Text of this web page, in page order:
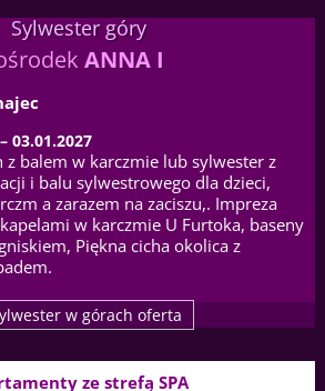
Sylwester góry
ANNA I
03.01.2027
z balem w karczmie lub sylwester z
i balu sylwestrowego dla dzieci,
a zarazem na zaciszu,. Impreza
w karczmie U Furtoka, baseny
Piękna cicha okolica z
w górach oferta
ze strefą SPA